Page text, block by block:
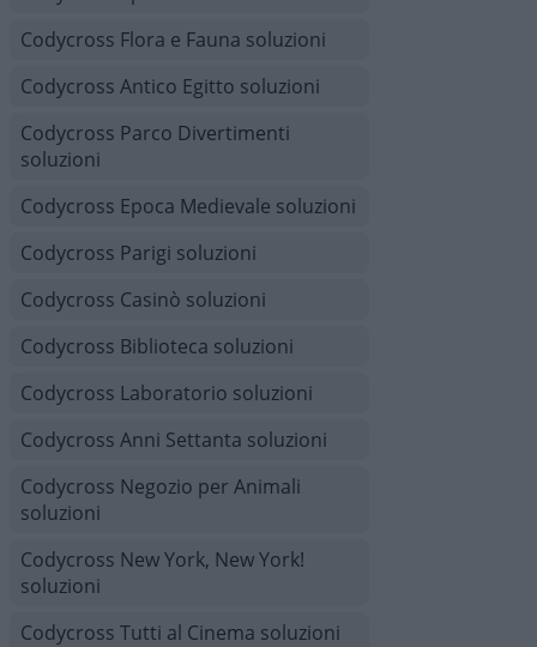
Codycross Flora e Fauna soluzioni
Codycross Antico Egitto soluzioni
Codycross Parco Divertimenti
soluzioni
Codycross Epoca Medievale soluzioni
Codycross Parigi soluzioni
Codycross Casinò soluzioni
Codycross Biblioteca soluzioni
Codycross Laboratorio soluzioni
Codycross Anni Settanta soluzioni
Codycross Negozio per Animali
soluzioni
Codycross New York, New York!
soluzioni
Codycross Tutti al Cinema soluzioni